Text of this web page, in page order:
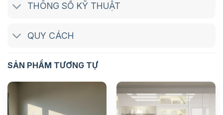
THÔNG SỐ KỸ THUẬT
QUY CÁCH
SẢN PHẨM TƯƠNG TỰ